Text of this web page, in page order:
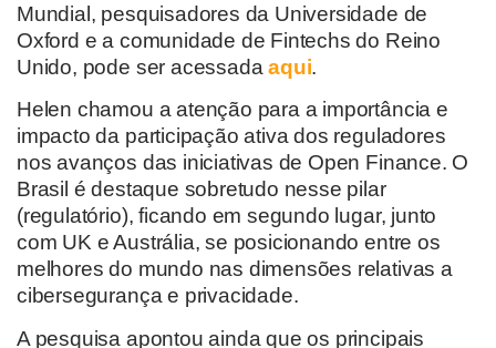
Mundial, pesquisadores da Universidade de
Oxford e a comunidade de Fintechs do Reino
Unido, pode ser acessadaaqui.
Helen chamou a atenção para a importância e
impacto da participação ativa dos reguladores
nos avanços das iniciativas de Open Finance. O
Brasil é destaque sobretudo nesse pilar
(regulatório), ficando em segundo lugar, junto
com UK e Austrália, se posicionando entre os
melhores do mundo nas dimensões relativas a
cibersegurança e privacidade.
A pesquisa apontou ainda que os principais